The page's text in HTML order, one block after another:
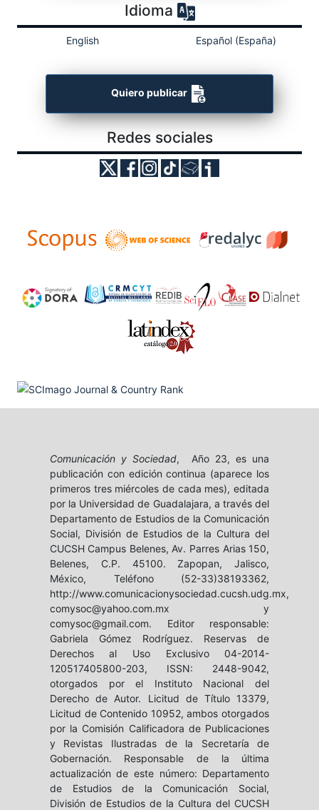
Idioma
English Español (España)
Quiero publicar
Redes sociales
Comunicación y Sociedad, Año 23, es una
publicación con edición continua (aparece los
primeros tres miércoles de cada mes), editada
por la Universidad de Guadalajara, a través del
Departamento de Estudios de la Comunicación
Social, División de Estudios de la Cultura del
CUCSH Campus Belenes, Av. Parres Arias 150,
Belenes, C.P. 45100. Zapopan, Jalisco,
México, Teléfono (52-33)38193362,
http://www.comunicacionysociedad.cucsh.udg.mx,
comysoc@yahoo.com.mx y
comysoc@gmail.com. Editor responsable:
Gabriela Gómez Rodríguez. Reservas de
Derechos al Uso Exclusivo 04-2014-
120517405800-203, ISSN: 2448-9042,
otorgados por el Instituto Nacional del
Derecho de Autor. Licitud de Título 13379,
Licitud de Contenido 10952, ambos otorgados
por la Comisión Calificadora de Publicaciones
y Revistas Ilustradas de la Secretaría de
Gobernación. Responsable de la última
actualización de este número: Departamento
de Estudios de la Comunicación Social,
División de Estudios de la Cultura del CUCSH